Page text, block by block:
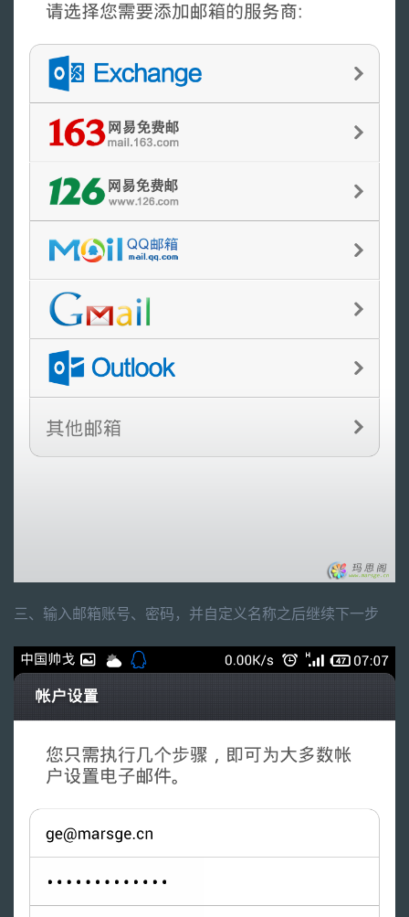
三、输入邮箱账号、密码，并自定义名称之后继续下一步